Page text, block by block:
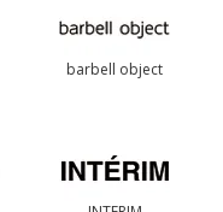
barbell object